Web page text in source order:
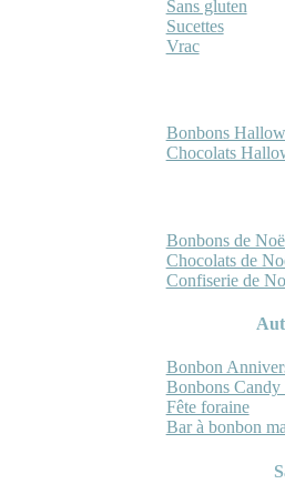
Sans gluten
Sucettes
Vrac
Bonbons
Chocolats
Bonbons de
Chocolats de
Confiserie de
Bonbon
Bonbons Candy
Fête foraine
Bar à bonbon